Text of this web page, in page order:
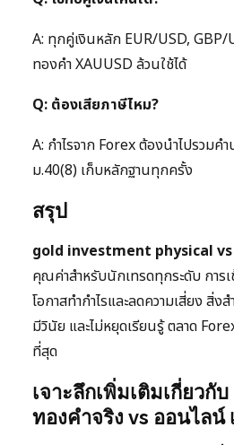
A: ทุกคู่เงินหลัก EUR/USD, GBP/
ทองคำ XAUUSD ล้วนใช้ได้
Q: ต้องเสียภาษีไหม?
A: กำไรจาก Forex ต้องนำไปรวมค
ม.40(8) เก็บหลักฐานทุกครั้ง
สรุป
gold investment physical
คุณค่าสำหรับนักเทรดทุกระดับ การเ
โอกาสทำกำไรและลดความเสี่ยง
มีวินัย และไม่หยุดเรียนรู้ ตลาด
ที่สุด
เจาะลึกเพิ่มเติมเกี่ยวกั
ทองคำจริง vs ออนไลน์